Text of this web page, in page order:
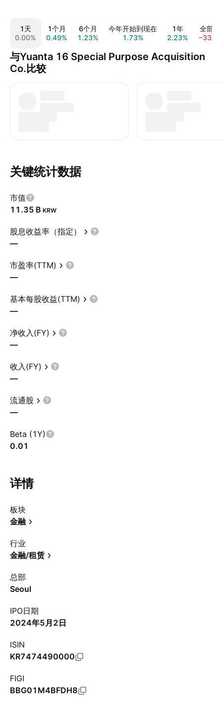
1天
0.00%
1个月
0.49%
6个月
1.23%
今年开始到现在
1.73%
1年
2.23%
全部时
与Yuanta 16 Special Purpose Acquisition
Co.比较
关键统计数据
市值
‪11.35 B‬ KRW
股息收益率（指定）
—
市盈率(TTM)
—
基本每股收益(TTM)
—
净收入(FY)
—
收入(FY)
—
流通股
—
Beta (1Y)
0.01
详情
板块
金融
行业
金融/租赁
总部
Seoul
IPO日期
2024年5月2日
ISIN
KR7474490000
FIGI
BBG01M4BFDH8